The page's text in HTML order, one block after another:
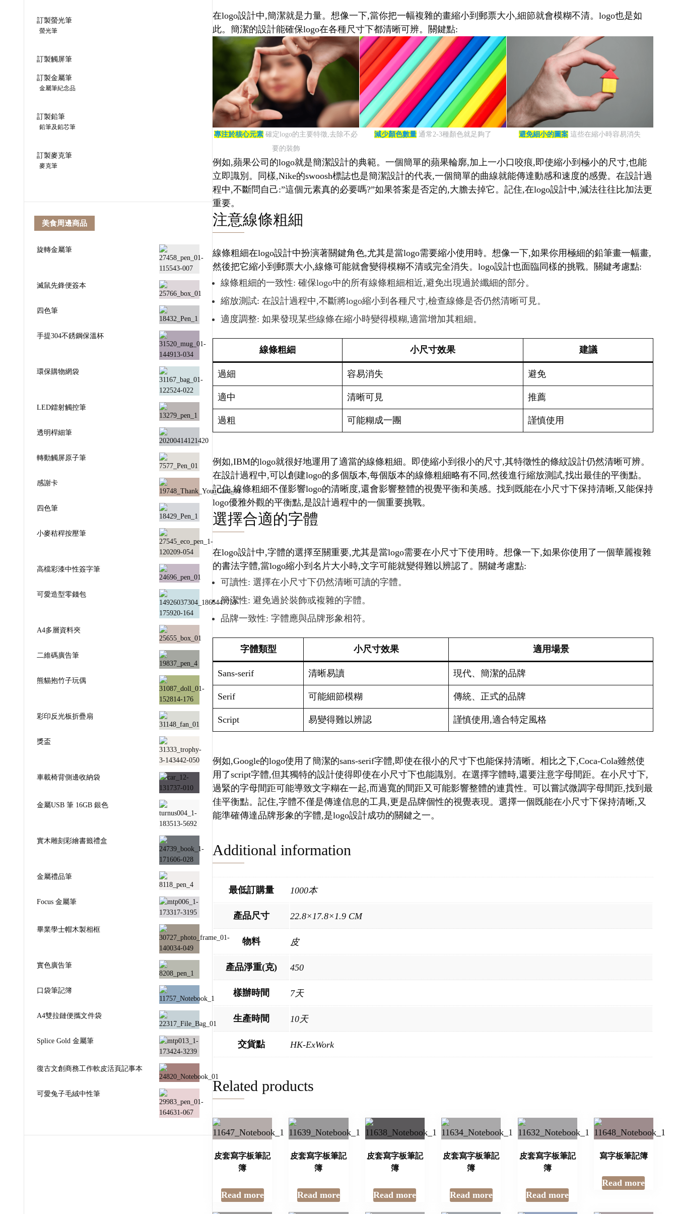
在logo設計中,簡潔就是力量。想像一下,當你把一幅複雜的畫縮小到郵票大小,細節就會模糊不清。logo也是如
此。簡潔的設計能確保logo在各種尺寸下都清晰可辨。關鍵點:
專注於核心元素 確定logo的主要特徵,去除不必
要的裝飾
減少顏色數量 通常2-3種顏色就足夠了 避免細小的圖案 這些在縮小時容易消失
例如,蘋果公司的logo就是簡潔設計的典範。一個簡單的蘋果輪廓,加上一小口咬痕,即使縮小到極小的尺寸,也能
立即識別。同樣,Nike的swoosh標誌也是簡潔設計的代表,一個簡單的曲線就能傳達動感和速度的感覺。在設計過
程中,不斷問自己:”這個元素真的必要嗎?”如果答案是否定的,大膽去掉它。記住,在logo設計中,減法往往比加法更
重要。
注意線條粗細
線條粗細在logo設計中扮演著關鍵角色,尤其是當logo需要縮小使用時。想像一下,如果你用極細的鉛筆畫一幅畫,
然後把它縮小到郵票大小,線條可能就會變得模糊不清或完全消失。logo設計也面臨同樣的挑戰。關鍵考慮點:
線條粗細的一致性: 確保logo中的所有線條粗細相近,避免出現過於纖細的部分。
縮放測試: 在設計過程中,不斷將logo縮小到各種尺寸,檢查線條是否仍然清晰可見。
適度調整: 如果發現某些線條在縮小時變得模糊,適當增加其粗細。
線條粗細 小尺寸效果 建議
過細 容易消失 避免
適中 清晰可見 推薦
過粗 可能糊成一團 謹慎使用
例如,IBM的logo就很好地運用了適當的線條粗細。即使縮小到很小的尺寸,其特徵性的條紋設計仍然清晰可辨。
在設計過程中,可以創建logo的多個版本,每個版本的線條粗細略有不同,然後進行縮放測試,找出最佳的平衡點。
記住,線條粗細不僅影響logo的清晰度,還會影響整體的視覺平衡和美感。找到既能在小尺寸下保持清晰,又能保持
logo優雅外觀的平衡點,是設計過程中的一個重要挑戰。
選擇合適的字體
在logo設計中,字體的選擇至關重要,尤其是當logo需要在小尺寸下使用時。想像一下,如果你使用了一個華麗複雜
的書法字體,當logo縮小到名片大小時,文字可能就變得難以辨認了。關鍵考慮點:
可讀性: 選擇在小尺寸下仍然清晰可讀的字體。
簡潔性: 避免過於裝飾或複雜的字體。
品牌一致性: 字體應與品牌形象相符。
字體類型 小尺寸效果 適用場景
Sans-serif 清晰易讀 現代、簡潔的品牌
Serif 可能細節模糊 傳統、正式的品牌
Script 易變得難以辨認 謹慎使用,適合特定風格
例如,Google的logo使用了簡潔的sans-serif字體,即使在很小的尺寸下也能保持清晰。相比之下,Coca-Cola雖然使
用了script字體,但其獨特的設計使得即使在小尺寸下也能識別。在選擇字體時,還要注意字母間距。在小尺寸下,
過緊的字母間距可能導致文字糊在一起,而過寬的間距又可能影響整體的連貫性。可以嘗試微調字母間距,找到最
佳平衡點。記住,字體不僅是傳達信息的工具,更是品牌個性的視覺表現。選擇一個既能在小尺寸下保持清晰,又
能準確傳達品牌形象的字體,是logo設計成功的關鍵之一。
Additional information
最低訂購量 1000本
產品尺寸 22.8×17.8×1.9 CM
物料 皮
產品淨重(克) 450
樣辦時間 7天
生產時間 10天
交貨點 HK-ExWork
Related products
皮套寫字板筆記
簿
Read more
皮套寫字板筆記
簿
Read more
皮套寫字板筆記
簿
Read more
皮套寫字板筆記
簿
Read more
皮套寫字板筆記
簿
Read more
寫字板筆記簿
Read more
訂製螢光筆
螢光筆
訂製觸屏筆
訂製金屬筆
金屬筆紀念品
訂製鉛筆
鉛筆及鉛芯筆
訂製麥克筆
麥克筆
美食周邊商品
旋轉金屬筆
滅鼠先鋒便簽本
四色筆
手提304不銹鋼保溫杯
環保購物網袋
LED鐳射觸控筆
透明桿細筆
轉動觸屏原子筆
感謝卡
四色筆
小麥秸稈按壓筆
高檔彩漆中性簽字筆
可愛造型零錢包
A4多層資料夾
二維碼廣告筆
熊貓抱竹子玩偶
彩印反光板折疊扇
獎盃
車載椅背側邊收納袋
金屬USB 筆 16GB 銀色
實木雕刻彩繪書籤禮盒
金屬禮品筆
Focus 金屬筆
畢業學士帽木製相框
實色廣告筆
口袋筆記簿
A4雙拉鏈便攜文件袋
Splice Gold 金屬筆
復古文創商務工作軟皮活頁記事本
可愛兔子毛絨中性筆